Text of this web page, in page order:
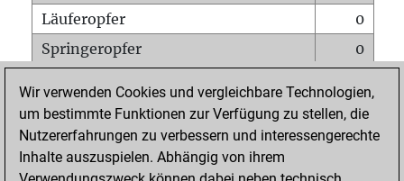
Läuferopfer
0
Springeropfer
0
Matt auf vollem Brett
0
Bauer setzt Matt
0
Erstickte Matts
Wir verwenden Cookies und vergleichbare Technologien,
um bestimmte Funktionen zur Verfügung zu stellen, die
Nutzererfahrungen zu verbessern und interessengerechte
Inhalte auszuspielen. Abhängig von ihrem